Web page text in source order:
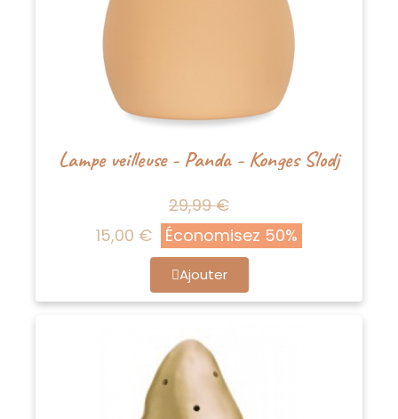
Lampe veilleuse - Panda - Konges Slodj
29,99 €
15,00 €
Économisez 50%
Ajouter